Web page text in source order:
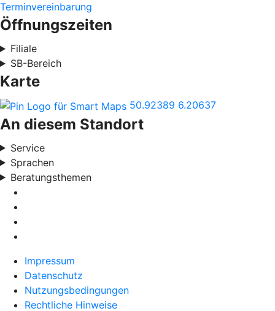
Terminvereinbarung
Öffnungszeiten
Filiale
SB-Bereich
Karte
50.92389 6.20637
An diesem Standort
Service
Sprachen
Beratungsthemen
Impressum
Datenschutz
Nutzungsbedingungen
Rechtliche Hinweise